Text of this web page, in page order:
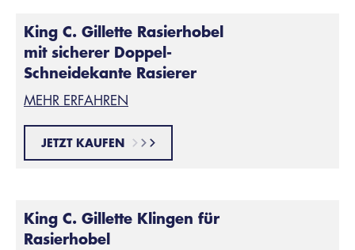
King C. Gillette Rasierhobel
mit sicherer Doppel-
Schneidekante Rasierer
MEHR ERFAHREN
JETZT KAUFEN
King C. Gillette Klingen für
Rasierhobel